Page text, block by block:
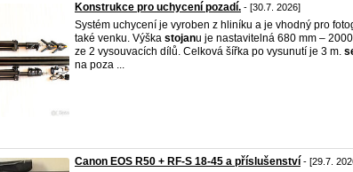
Konstrukce pro uchycení pozadí. - [30.7. 2026]
Systém uchycení je vyroben z hliníku a je vhodný pro
také venku. Výška stojanu je nastavitelná 680 mm –
ze 2 vysouvacích dílů. Celková šířka po vysunutí je 3 m.
na poza ...
Canon EOS R50 + RF-S 18-45 a příslušenství - [29.7.